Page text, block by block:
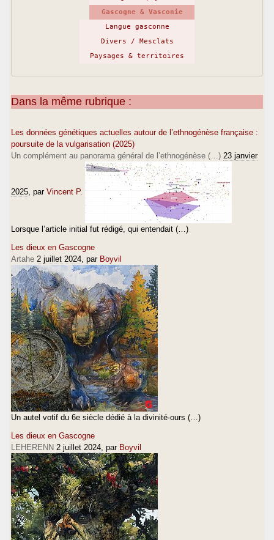
Gascogne & Vasconie
Langue gasconne
Divers / Mesclats
Paysages & territoires
Dans la même rubrique :
Les données génétiques actuelles autour de l’ethnogénèse française :
poursuite de la vulgarisation (2025)
Un complément au panorama général de l’ethnogénèse (…) 23 janvier
2025 , par Vincent P.
Lorsque l’article initial fut rédigé, qui entendait (…)
Les dieux en Gascogne
Artahe 2 juillet 2024 , par Boyvil
Un autel votif du 6e siècle dédié à la divinité-ours (…)
Les dieux en Gascogne
LEHERENN 2 juillet 2024 , par Boyvil